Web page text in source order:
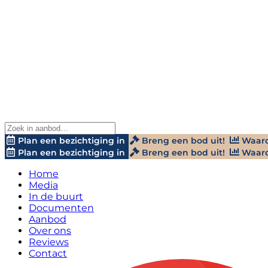
Plan een bezichtiging in Breng een bod uit!
Plan een bezichtiging in
Breng een bod uit!
Home
Media
In de buurt
Documenten
Aanbod
Over ons
Reviews
Contact